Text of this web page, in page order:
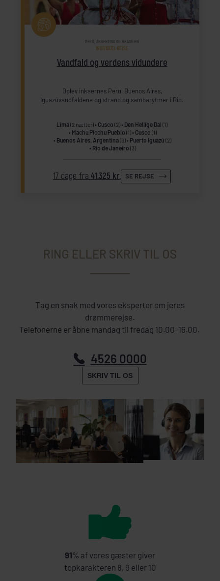
Vandfald og verdens vidundere
PERU, ARGENTINA OG BRASILIEN
INDIVIDUEL REJSE
Oplev inkaernes Peru, Buenos Aires,
Iguazúvandfaldene og strand og sambarytmer i Rio.
Lima(2 nætter) Cusco (2) Den Hellige Dal (1)
Machu Picchu Pueblo (1) Cusco (1)
Buenos Aires, Argentina(3) Puerto Iguazú (2)
Rio de Janeiro (3)
17 dage fra 41.325 kr. SE REJSE
RING ELLER SKRIV TIL OS
Tag en snak med vores eksperter om jeres
drømmerejse.
Telefonerne er åbne mandag til fredag 10.00-16.00.
4526 0000
SKRIV TIL OS
91% af vores gæster giver
topkarakteren 8, 9 eller 10